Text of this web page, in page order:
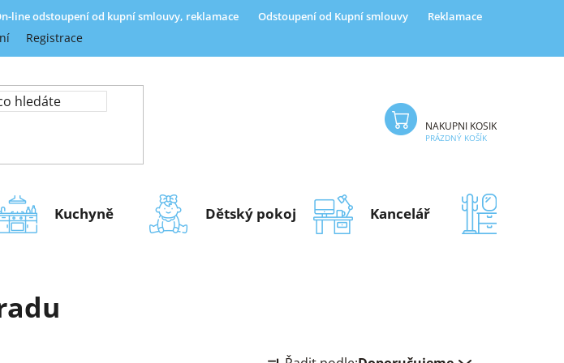
line odstoupení od kupní smlouvy, reklamace Odstoupení od Kupní smlouvy Reklamace
Registrace
NÁKUPNÍ KOŠÍK
PRÁZDNÝ KOŠÍK
Kuchyně Dětský pokoj Kancelář